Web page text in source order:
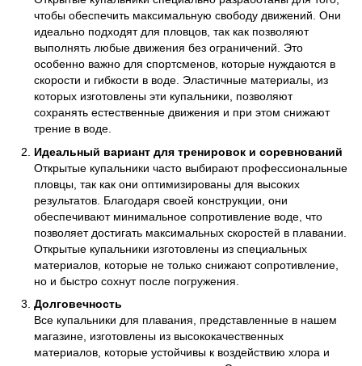
чтобы обеспечить максимальную свободу движений. Они
идеально подходят для пловцов, так как позволяют
выполнять любые движения без ограничений. Это
особенно важно для спортсменов, которые нуждаются в
скорости и гибкости в воде. Эластичные материалы, из
которых изготовлены эти купальники, позволяют
сохранять естественные движения и при этом снижают
трение в воде.
Идеальный вариант для тренировок и соревнований
Открытые купальники часто выбирают профессиональные
пловцы, так как они оптимизированы для высоких
результатов. Благодаря своей конструкции, они
обеспечивают минимальное сопротивление воде, что
позволяет достигать максимальных скоростей в плавании.
Открытые купальники изготовлены из специальных
материалов, которые не только снижают сопротивление,
но и быстро сохнут после погружения.
Долговечность
Все купальники для плавания, представленные в нашем
магазине, изготовлены из высококачественных
материалов, которые устойчивы к воздействию хлора и